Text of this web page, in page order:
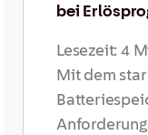
bei
Lesezeit: 4
Mit dem